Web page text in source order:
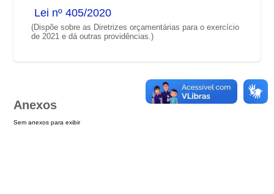
Lei nº 405/2020
(Dispõe sobre as Diretrizes orçamentárias para o exercício
de 2021 e dá outras providências.)
Anexos
Sem anexos para exibir